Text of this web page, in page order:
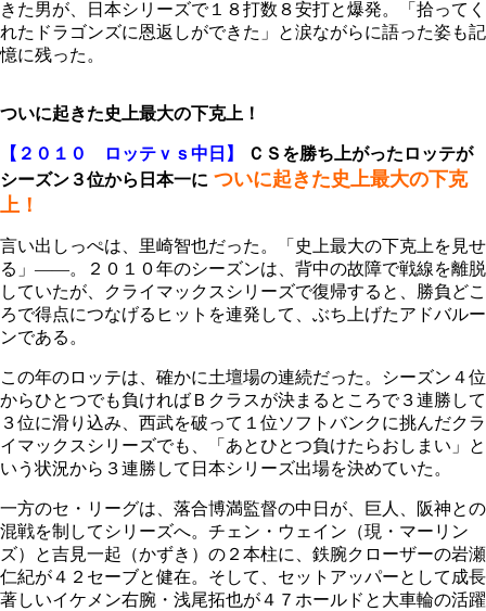
きた男が、日本シリーズで１８打数８安打と爆発。「拾ってく
れたドラゴンズに恩返しができた」と涙ながらに語った姿も記
憶に残った。
ついに起きた史上最大の下克上！
【２０１０ ロッテｖｓ中日】
ＣＳを勝ち上がったロッテが
シーズン３位から日本一に ついに起きた史上最大の下克
上！
言い出しっぺは、里崎智也だった。「史上最大の下克上を見せ
る」――。２０１０年のシーズンは、背中の故障で戦線を離脱
していたが、クライマックスシリーズで復帰すると、勝負どこ
ろで得点につなげるヒットを連発して、ぶち上げたアドバルー
ンである。
この年のロッテは、確かに土壇場の連続だった。シーズン４位
からひとつでも負ければＢクラスが決まるところで３連勝して
３位に滑り込み、西武を破って１位ソフトバンクに挑んだクラ
イマックスシリーズでも、「あとひとつ負けたらおしまい」と
いう状況から３連勝して日本シリーズ出場を決めていた。
一方のセ・リーグは、落合博満監督の中日が、巨人、阪神との
混戦を制してシリーズへ。チェン・ウェイン（現・マーリン
ズ）と吉見一起（かずき）の２本柱に、鉄腕クローザーの岩瀬
仁紀が４２セーブと健在。そして、セットアッパーとして成長
著しいイケメン右腕・浅尾拓也が４７ホールドと大車輪の活躍